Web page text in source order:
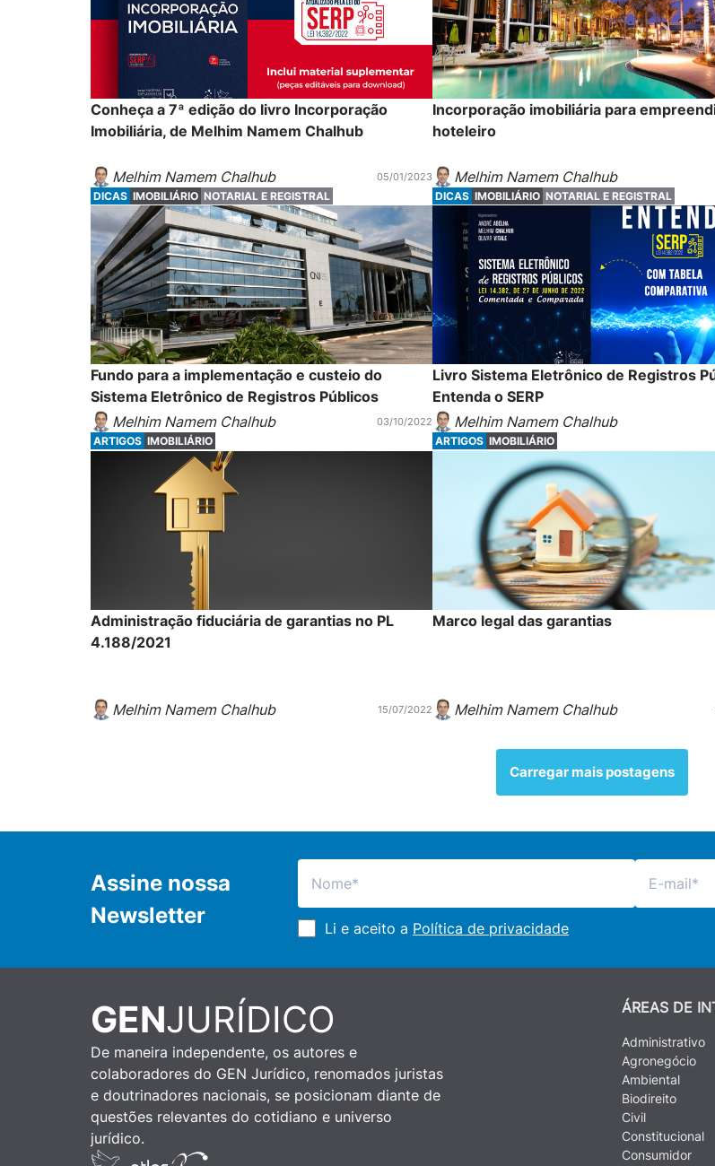
Conheça a 7ª edição do livro Incorporação
Imobiliária, de Melhim Namem Chalhub
Melhim Namem Chalhub 05/01/2023
Incorporação imobiliária para
hoteleiro
Melhim Namem Chalhub
DICAS IMOBILIÁRIO NOTARIAL E REGISTRAL
Fundo para a implementação e custeio do
Sistema Eletrônico de Registros Públicos
Melhim Namem Chalhub
03/10/2022
DICAS IMOBILIÁRIO NOTARIAL E REGISTRAL
Livro Sistema Eletrônico de Registros
Entenda o SERP
Melhim Namem Chalhub
ARTIGOS IMOBILIÁRIO
Administração fiduciária de garantias no PL
4.188/2021
Melhim Namem Chalhub 15/07/2022
ARTIGOS IMOBILIÁRIO
Marco legal das garantias
Melhim Namem Chalhub
Carregar mais postagens
Assine nossa
Newsletter
Li e aceito a Política de privacidade
GENJURÍDICO
De maneira independente, os autores e
colaboradores do GEN Jurídico, renomados juristas
e doutrinadores nacionais, se posicionam diante de
questões relevantes do cotidiano e universo
jurídico.
ÁREAS DE
Administrativo
Agronegócio
Ambiental
Biodireito
Civil
Constitucional
Consumidor